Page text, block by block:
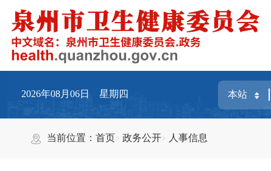
2026年08月06日 星期四
当前位置：首页 政务公开 人事信息